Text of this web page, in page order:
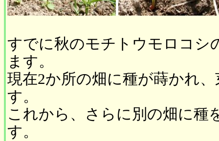
すでに秋のモチトウモロコシ
ます。
現在2か所の畑に種が蒔かれ
す。
これから、さらに別の畑に種
す。